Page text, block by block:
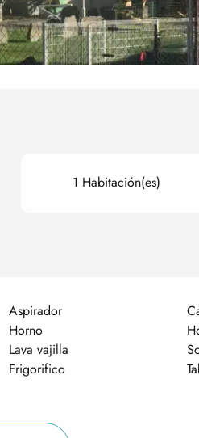
1 Habitación(es)
Aspirador
Horno
Lava vajilla
Frigorifico